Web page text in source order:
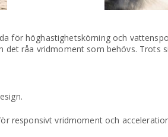
för höghastighetskörning och
det råa vridmoment som behövs. Trots
responsivt vridmoment och